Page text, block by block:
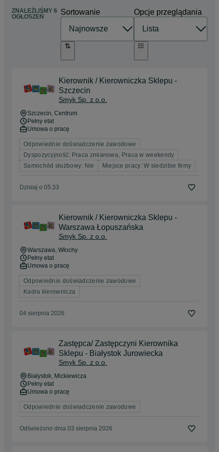
ZNALEŹLIŚMY 6
OGŁOSZEŃ
Sortowanie Opcje przeglądania
Kierownik / Kierowniczka Sklepu -
Szczecin
Smyk Sp. z o.o.
Szczecin , Centrum
Pełny etat
Umowa o pracę
Odpowiednie doświadczenie zawodowe
Dyspozycyjność: Praca zmianowa, Praca w weekendy
Samochód służbowy: Nie
Miejsce pracy: W siedzibie firmy
Dzisiaj o 05:33
Kierownik / Kierowniczka Sklepu -
Warszawa Łopuszańska
Smyk Sp. z o.o.
Warszawa , Włochy
Pełny etat
Umowa o pracę
Odpowiednie doświadczenie zawodowe
Kadra kierownicza
04 sierpnia 2026
Zastępca/ Zastępczyni Kierownika
Sklepu - Białystok Jurowiecka
Smyk Sp. z o.o.
Białystok , Mickiewicza
Pełny etat
Umowa o pracę
Odpowiednie doświadczenie zawodowe
Odświeżono dnia 03 sierpnia 2026